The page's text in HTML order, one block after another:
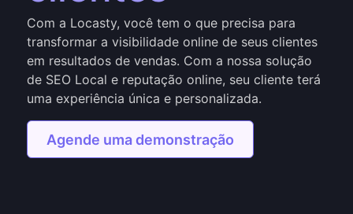
Com a Locasty, você tem o que precisa para
transformar a visibilidade online de seus clientes
em resultados de vendas. Com a nossa solução
de SEO Local e reputação online, seu cliente terá
uma experiência única e personalizada.
Agende uma demonstração